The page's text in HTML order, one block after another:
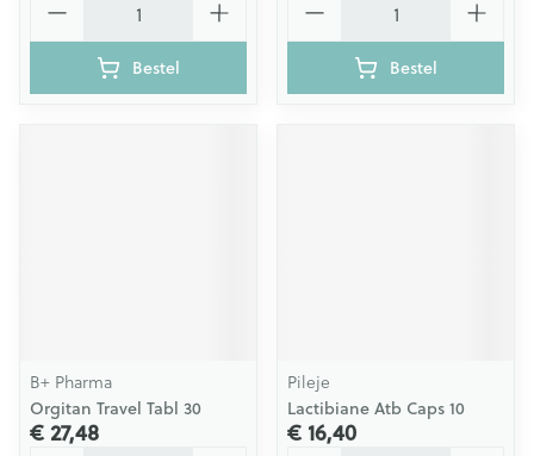
Bestel Bestel
B+ Pharma
Orgitan Travel Tabl 30
€ 27,48
Pileje
Lactibiane Atb Caps 10
€ 16,40